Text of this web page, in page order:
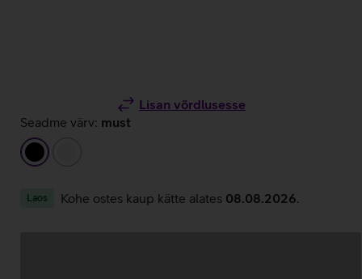
Lisan võrdlusesse
Seadme värv: must
must
Laos Kohe ostes kaup kätte alates 08.08.2026